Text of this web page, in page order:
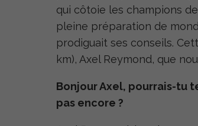
qui côtoie les champions de
pleine préparation de
prodiguait ses conseils.
km), Axel Reymond, que
Bonjour Axel, pourrais-tu
pas encore ?